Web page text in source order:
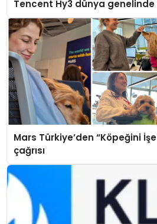
Tencent Hy3 dünya
Mars Türkiye’den “Köpeğini
çağrısı